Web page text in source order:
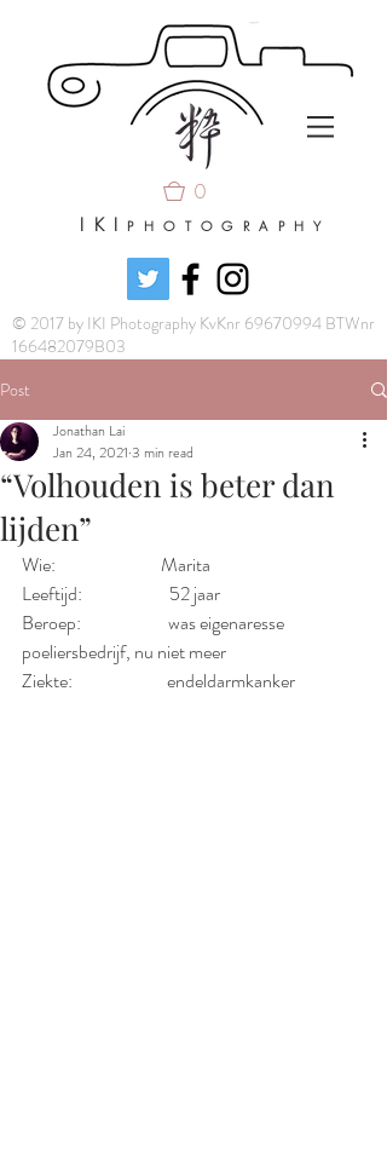
0
IKIPHOTOGRAPHY
© 2017 by IKI Photography KvKnr 69670994 BTWnr
166482079B03
Post
“Volhouden is beter dan
lijden”
Jonathan Lai
Jan 24, 2021 3 min read
Wie:                             Marita
Leeftijd:                        52 jaar
Beroep:                        was eigenaresse
poeliersbedrijf, nu niet meer
Ziekte:                          endeldarmkanker